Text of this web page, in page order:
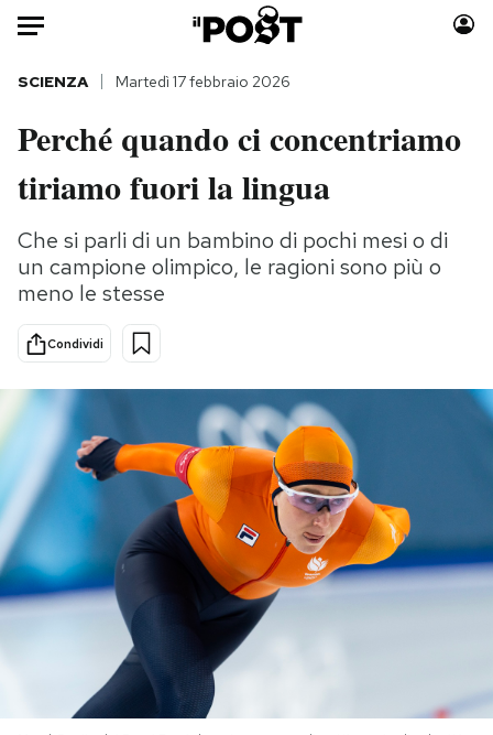
Auto
HOME
Italia
Politica
Tecnologia
Scienza
Economia
Sport
Moda
Consumismi
Storie/Idee
Altrecose
Mondiali calcio 2026
PODCAST
NEWSLETTER
I MIEI PREFERITI
SCIENZA Martedì 17 febbraio 2026
Perché quando ci concentriamo
tiriamo fuori la lingua
Che si parli di un bambino di pochi mesi o di
un campione olimpico, le ragioni sono più o
meno le stesse
Condividi